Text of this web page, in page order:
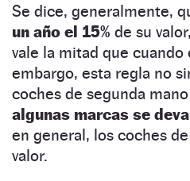
Se dice, generalmente,
un año el 15% de su
vale la mitad que cuando
embargo, esta regla no
coches de segunda
algunas marcas se
en general, los coches
valor.